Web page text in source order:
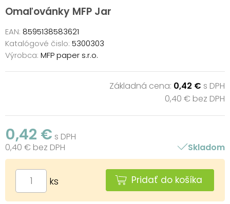
Omaľovánky MFP Jar
EAN: 8595138583621
Katalógové čislo: 5300303
Výrobca: MFP paper s.r.o.
Základná cena: 0,42 € s DPH
0,40 € bez DPH
0,42 € s DPH
0,40 € bez DPH
Skladom
ks Pridať do košíka